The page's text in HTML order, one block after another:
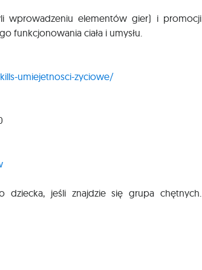
wprowadzeniu elementów gier) i promocji
funkcjonowania ciała i umysłu.
umiejetnosci-zyciowe/
dziecka, jeśli znajdzie się grupa chętnych.